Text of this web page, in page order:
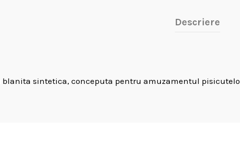
Descriere
sintetica, conceputa pentru amuzamentul